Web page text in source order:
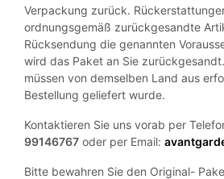
Verpackung zurück.
ordnungsgemäß zurückgesandte
Rücksendung die genannten
wird das Paket an Sie
müssen von demselben Land aus
Bestellung geliefert wurde.
Kontaktieren Sie uns vorab per
99146767 oder per Email:
Bitte bewahren Sie den Original-